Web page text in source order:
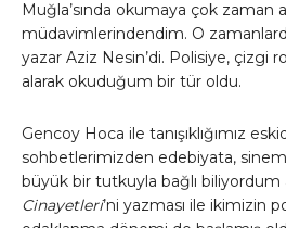
Muğla’sında okumaya çok zaman
müdavimlerindendim. O
yazar Aziz Nesin’di. Polisiye, çizgi
alarak okuduğum bir tür oldu.
Gencoy Hoca ile tanışıklığımız
sohbetlerimizden edebiyata,
büyük bir tutkuyla bağlı biliyordum
Cinayetleri’ni yazması ile ikimizin